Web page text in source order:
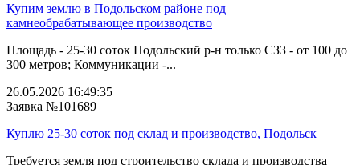
Купим землю в Подольском районе под
камнеобрабатывающее производство
Площадь - 25-30 соток Подольский р-н только СЗЗ - от 100 до
300 метров; Коммуникации -...
26.05.2026 16:49:35
Заявка №101689
Куплю 25-30 соток под склад и производство, Подольск
Требуется земля под строительство склада и производства